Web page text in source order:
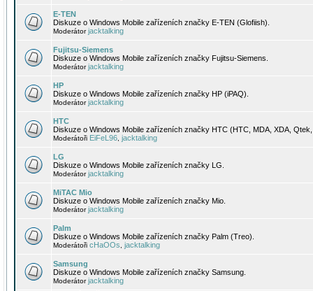
E-TEN
Diskuze o Windows Mobile zařízeních značky E-TEN (Glofiish).
Moderátorjacktalking
Fujitsu-Siemens
Diskuze o Windows Mobile zařízeních značky Fujitsu-Siemens.
Moderátorjacktalking
HP
Diskuze o Windows Mobile zařízeních značky HP (iPAQ).
Moderátorjacktalking
HTC
Diskuze o Windows Mobile zařízeních značky HTC (HTC, MDA, XDA,
Moderátoři EiFeL96 jacktalking
LG
Diskuze o Windows Mobile zařízeních značky LG.
Moderátorjacktalking
MiTAC Mio
Diskuze o Windows Mobile zařízeních značky Mio.
Moderátorjacktalking
Palm
Diskuze o Windows Mobile zařízeních značky Palm (Treo).
Moderátoři cHaOOs jacktalking
Samsung
Diskuze o Windows Mobile zařízeních značky Samsung.
Moderátorjacktalking